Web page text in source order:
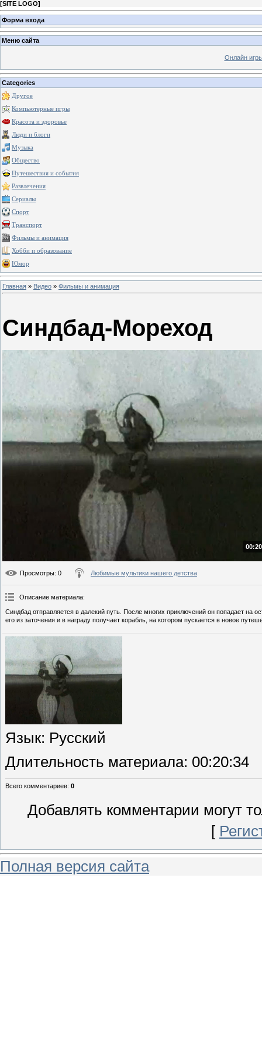
[SITE LOGO]
Форма входа
Меню сайта
Онлайн
Categories
Другое
Компьютерные игры
Красота и здоровье
Люди и блоги
Музыка
Общество
Путешествия и события
Развлечения
Сериалы
Спорт
Транспорт
Фильмы и анимация
Хобби и образование
Юмор
Главная » Видео » Фильмы и анимация
Синдбад-Мореход
Просмотры: 0 Любимые мультики нашего детства
Описание материала:
Синдбад отправляется в далекий путь. После многих приключений он попадает на
его из заточения и в награду получает корабль, на котором пускается в новое
Язык: Русский
Длительность материала: 00:20:34
Всего комментариев: 0
Добавлять комментарии могут
[
Полная версия сайта